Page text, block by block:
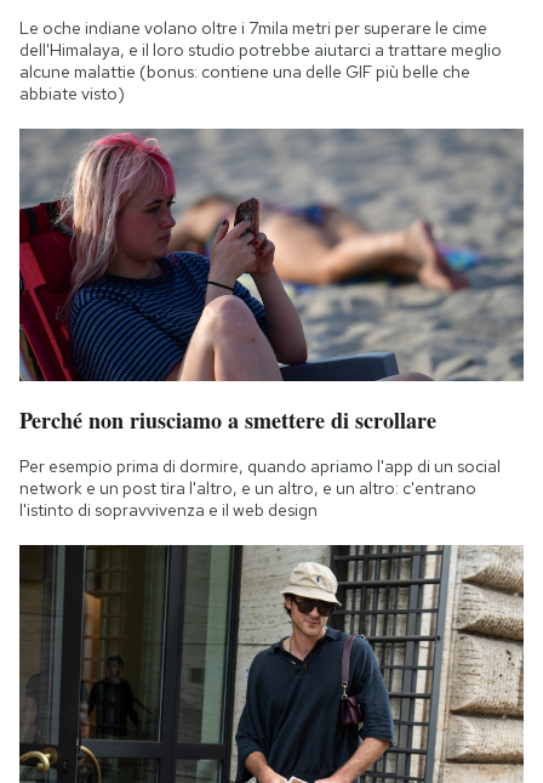
Le oche indiane volano oltre i 7mila metri per superare le cime
dell'Himalaya, e il loro studio potrebbe aiutarci a trattare meglio
alcune malattie (bonus: contiene una delle GIF più belle che
abbiate visto)
Perché non riusciamo a smettere di scrollare
Per esempio prima di dormire, quando apriamo l'app di un social
network e un post tira l'altro, e un altro, e un altro: c'entrano
l'istinto di sopravvivenza e il web design